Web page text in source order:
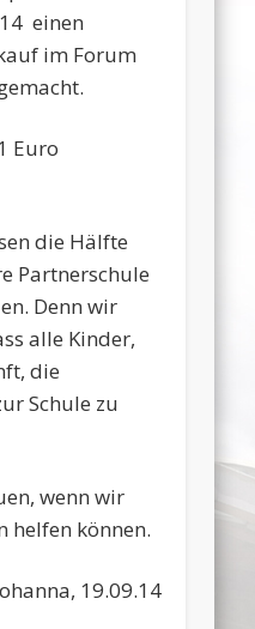
einen
im Forum
Euro
die Hälfte
Partnerschule
Denn wir
alle Kinder,
die
Schule zu
wenn wir
helfen können.
19.09.14